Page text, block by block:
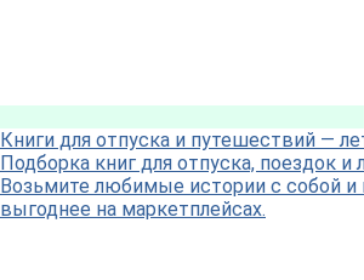
Книги для отпуска и путешествий —
Подборка книг для отпуска, поездок и
Возьмите любимые истории с собой и
выгоднее на маркетплейсах.